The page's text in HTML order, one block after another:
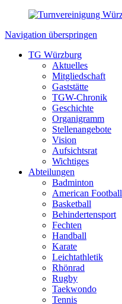
Navigation überspringen
TG Würzburg
Aktuelles
Mitgliedschaft
Gaststätte
TGW-Chronik
Geschichte
Organigramm
Stellenangebote
Vision
Aufsichtsrat
Wichtiges
Abteilungen
Badminton
American Football
Basketball
Behindertensport
Fechten
Handball
Karate
Leichtathletik
Rhönrad
Rugby
Taekwondo
Tennis